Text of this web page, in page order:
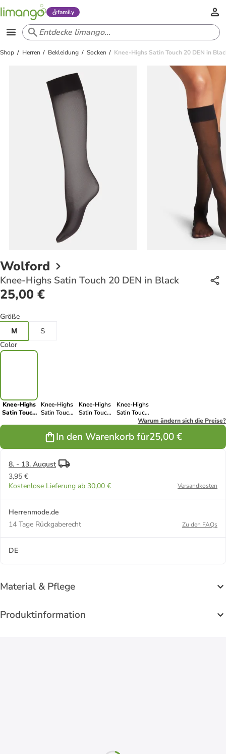
family
Shop Herren Bekleidung Socken Knee-Highs Satin Touch 20 DEN in
Wolford
Knee-Highs Satin Touch 20 DEN in Black
25,00 €
Größe
M S
Color
Knee-Highs
Satin Touch
Knee-Highs
Satin Touch
Knee-Highs
Satin Touch
Knee-Highs
Satin Touch
20 DEN inWarum ändern sich die Preise?
In den Warenkorb für25,00 €
8. - 13. August
3,95 €
Kostenlose Lieferung ab 30,00 €
Versandkosten
Herrenmode.de
14 Tage Rückgaberecht
Zu den FAQs
DE
Material & Pflege
Produktinformation